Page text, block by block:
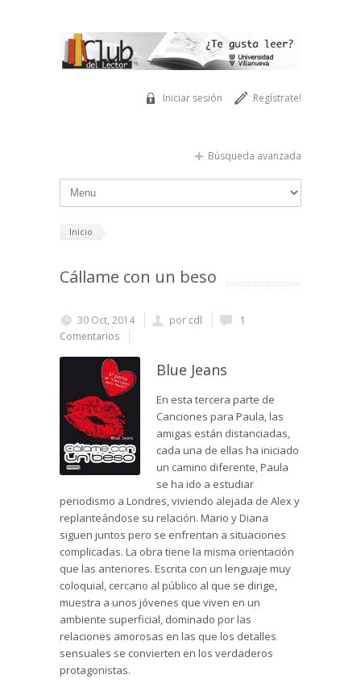
Regístrate!
Iniciar sesión
Búsqueda avanzada
Inicio
Cállame con un beso
30 Oct, 2014 por cdl
1
Comentarios
Blue Jeans
En esta tercera parte de
Canciones para Paula, las
amigas están distanciadas,
cada una de ellas ha iniciado
un camino diferente, Paula
se ha ido a estudiar
periodismo a Londres, viviendo alejada de Alex y
replanteándose su relación. Mario y Diana
siguen juntos pero se enfrentan a situaciones
complicadas. La obra tiene la misma orientación
que las anteriores. Escrita con un lenguaje muy
coloquial, cercano al público al que se dirige,
muestra a unos jóvenes que viven en un
ambiente superficial, dominado por las
relaciones amorosas en las que los detalles
sensuales se convierten en los verdaderos
protagonistas.